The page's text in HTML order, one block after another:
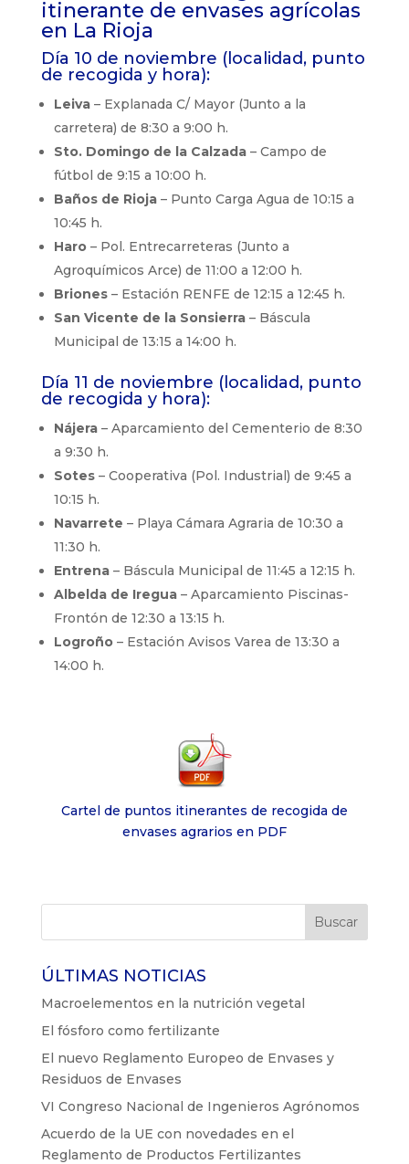
itinerante de envases agrícolas
en La Rioja
Día 10 de noviembre (localidad, punto
de recogida y hora):
Leiva– Explanada C/ Mayor (Junto a la
carretera) de 8:30 a 9:00 h.
Sto. Domingo de la Calzada– Campo de
fútbol de 9:15 a 10:00 h.
Baños de Rioja– Punto Carga Agua de 10:15 a
10:45 h.
Haro– Pol. Entrecarreteras (Junto a
Agroquímicos Arce) de 11:00 a 12:00 h.
Briones– Estación RENFE de 12:15 a 12:45 h.
San Vicente de la Sonsierra– Báscula
Municipal de 13:15 a 14:00 h.
Día 11 de noviembre (localidad, punto
de recogida y hora):
Nájera– Aparcamiento del Cementerio de 8:30
a 9:30 h.
Sotes– Cooperativa (Pol. Industrial) de 9:45 a
10:15 h.
Navarrete – Playa Cámara Agraria de 10:30 a
11:30 h.
Entrena– Báscula Municipal de 11:45 a 12:15 h.
Albelda de Iregua– Aparcamiento Piscinas-
Frontón de 12:30 a 13:15 h.
Logroño– Estación Avisos Varea de 13:30 a
14:00 h.
Cartel de puntos itinerantes de recogida de
envases agrarios en PDF
ÚLTIMAS NOTICIAS
Macroelementos en la nutrición vegetal
El fósforo como fertilizante
El nuevo Reglamento Europeo de Envases y
Residuos de Envases
VI Congreso Nacional de Ingenieros Agrónomos
Acuerdo de la UE con novedades en el
Reglamento de Productos Fertilizantes